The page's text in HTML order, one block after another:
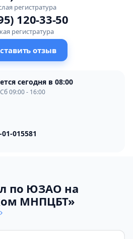
регистратура
120-33-50
регистратура
отзыв
сегодня в 08:00
09:00 - 16:00
015581
по ЮЗАО на
МНПЦБТ»